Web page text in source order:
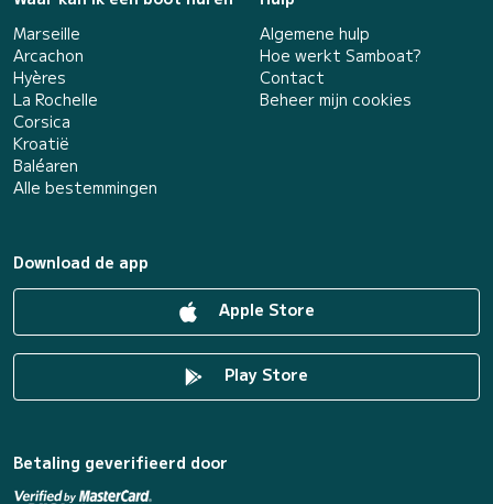
Marseille
Arcachon
Hyères
La Rochelle
Corsica
Kroatië
Baléaren
Alle bestemmingen
Algemene hulp
Hoe werkt Samboat?
Contact
Beheer mijn cookies
Download de app
Apple Store
Play Store
Betaling geverifieerd door